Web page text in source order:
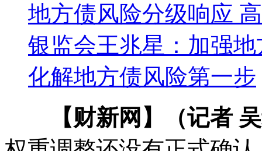
地方债风险分级响应
银监会王兆星：加强
化解地方债风险第一步
【财新网】（记者